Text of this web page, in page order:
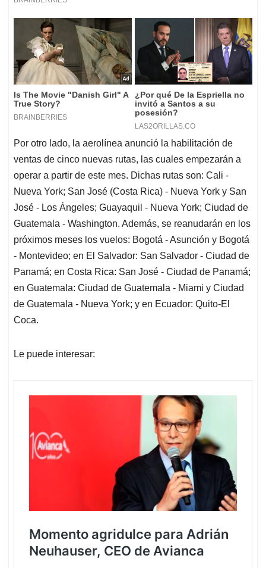
Por otro lado, la aerolínea anunció la habilitación de
ventas de cinco nuevas rutas, las cuales empezarán a
operar a partir de este mes. Dichas rutas son: Cali -
Nueva York; San José (Costa Rica) - Nueva York y San
José - Los Ángeles; Guayaquil - Nueva York; Ciudad de
Guatemala - Washington. Además, se reanudarán en los
próximos meses los vuelos: Bogotá - Asunción y Bogotá
- Montevideo; en El Salvador: San Salvador - Ciudad de
Panamá; en Costa Rica: San José - Ciudad de Panamá;
en Guatemala: Ciudad de Guatemala - Miami y Ciudad
de Guatemala - Nueva York; y en Ecuador: Quito-El
Coca.
Le puede interesar: